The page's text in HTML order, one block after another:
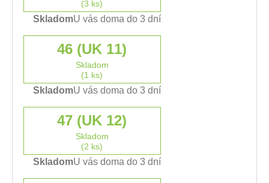
(3 ks)
SkladomU vás doma do 3 dní
46 (UK 11)
Skladom
(1 ks)
SkladomU vás doma do 3 dní
47 (UK 12)
Skladom
(2 ks)
SkladomU vás doma do 3 dní